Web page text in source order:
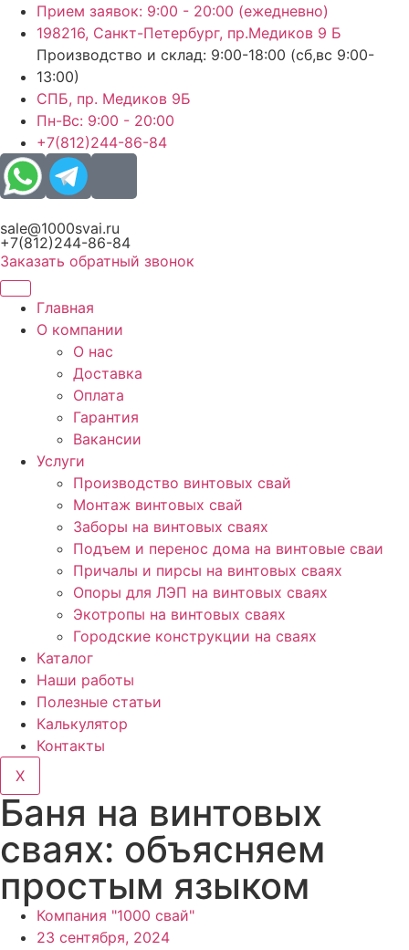
Перейти
содержимому
Прием заявок: 9:00 - 20:00 (ежедневно)
198216, Санкт-Петербург, пр.Медиков 9 Б
Производство и склад: 9:00-18:00 (сб,вс 9:00-
13:00)
СПБ, пр. Медиков 9Б
Пн-Вс: 9:00 - 20:00
+7(812)244-86-84
sale@1000svai.ru
+7(812)244-86-84
Заказать обратный звонок
Главная
О компании
О нас
Доставка
Оплата
Гарантия
Вакансии
Услуги
Производство винтовых свай
Монтаж винтовых свай
Заборы на винтовых сваях
Подъем и перенос дома на винтовые сваи
Причалы и пирсы на винтовых сваях
Опоры для ЛЭП на винтовых сваях
Экотропы на винтовых сваях
Городские конструкции на сваях
Каталог
Наши работы
Полезные статьи
Калькулятор
Контакты
X
Баня на винтовых
сваях: объясняем
простым языком
Компания "1000 свай"
23 сентября, 2024